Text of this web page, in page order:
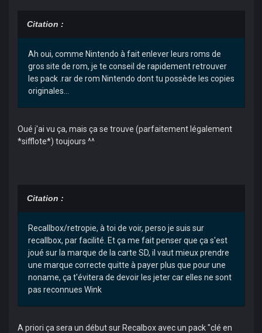
Citation :
Ah oui, comme Nintendo à fait enlever leurs roms de
gros site de rom, je te conseil de rapidement retrouver
les pack .rar de rom Nintendo dont tu possède les copies
originales...
Oué j'ai vu ça, mais ça se trouve (parfaitement légalement
*sifflote*) toujours ^^
Citation :
Recallbox/retropie, à toi de voir, perso je suis sur
recallbox, par facilité. Et ça me fait penser que ça s'est
joué sur la marque de la carte SD, il vaut mieux prendre
une marque correcte quitte à payer plus que pour une
noname, ça t'évitera de devoir les jeter car elles ne sont
pas reconnues Wink
A priori ça sera un début sur Recalbox avec un pack "clé en